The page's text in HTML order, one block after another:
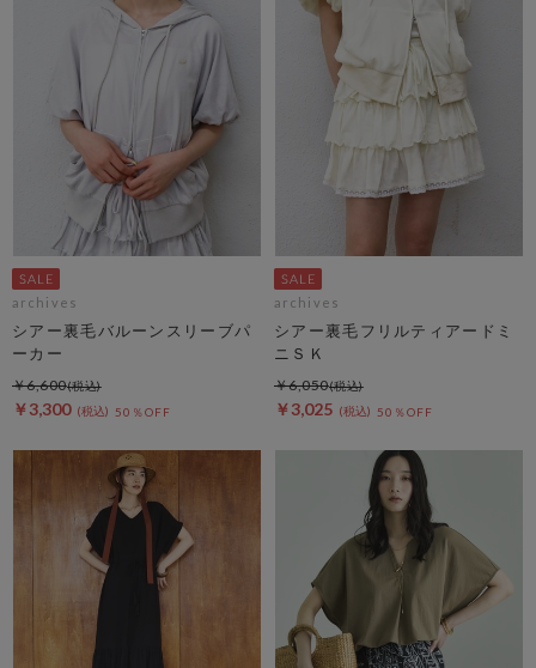
archives
シアー裏毛バルーンスリーブパ
ーカー
￥3,300 50％OFF
￥6,600
archives
シアー裏毛フリルティアードミ
ニＳＫ
￥3,025 50％OFF
￥6,050